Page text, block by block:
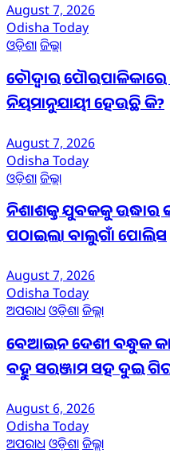
August 7, 2026
Odisha Today
ଓଡ଼ିଶାଜିଲ୍ଲା
ଚୌଦ୍ୱାର ପୌରପାଳିକାରେ
ନିୟମାନୁଯାୟୀ ହେଉଛି କି?
August 7, 2026
Odisha Today
ଓଡ଼ିଶାଜିଲ୍ଲା
ନିଶାଶକ୍ତ ଯୁବକକୁ
ପଠାଇଲା ବାଲୁଗାଁ ପୋଲିସ
August 7, 2026
Odisha Today
ଅପରାଧ ଓଡ଼ିଶାଜିଲ୍ଲା
ବେଆଇନ ଦେଶୀ ବନ୍ଧୁକ
ବହୁ ସରଞ୍ଜାମ ସହ ଦୁଇ
August 6, 2026
Odisha Today
ଅପରାଧ ଓଡ଼ିଶାଜିଲ୍ଲା